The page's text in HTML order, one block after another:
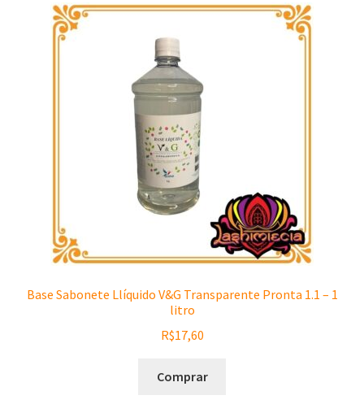
Base Sabonete Llíquido V&G Transparente Pronta 1.1 – 1
litro
R$17,60
Comprar